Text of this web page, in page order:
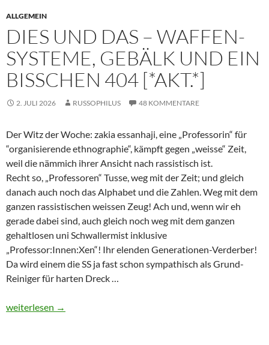
ALLGEMEIN
DIES UND DAS – WAFFEN-
SYSTEME, GEBÄLK UND EIN
BISSCHEN 404 [*AKT.*]
2. JULI 2026 RUSSOPHILUS 48 KOMMENTARE
Der Witz der Woche: zakia essanhaji, eine „Professorin“ für
“organisierende ethnographie“, kämpft gegen „weisse“ Zeit,
weil die nämmich ihrer Ansicht nach rassistisch ist.
Recht so, „Professoren“ Tusse, weg mit der Zeit; und gleich
danach auch noch das Alphabet und die Zahlen. Weg mit dem
ganzen rassistischen weissen Zeug! Ach und, wenn wir eh
gerade dabei sind, auch gleich noch weg mit dem ganzen
gehaltlosen uni Schwallermist inklusive
„Professor:Innen:Xen“! Ihr elenden Generationen-Verderber!
Da wird einem die SS ja fast schon sympathisch als Grund-
Reiniger für harten Dreck …
Dies und Das – Waffen-Systeme, Gebälk und ein bisschen 404
weiterlesen →